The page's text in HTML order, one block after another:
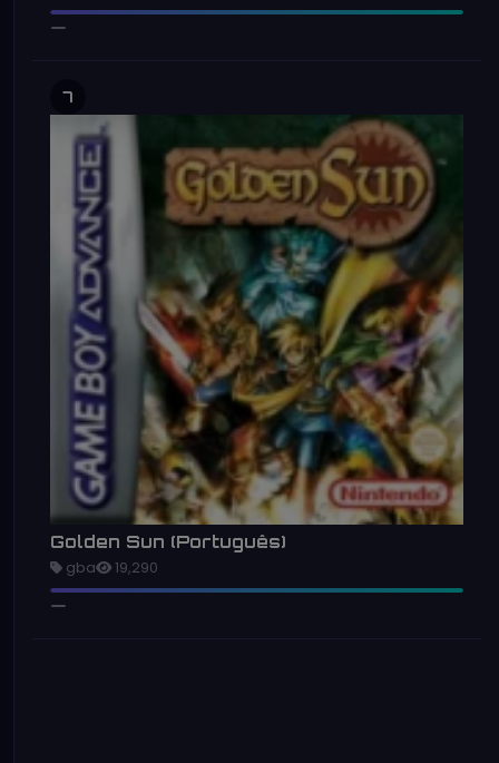
7
Golden Sun (Português)
gba 19,290